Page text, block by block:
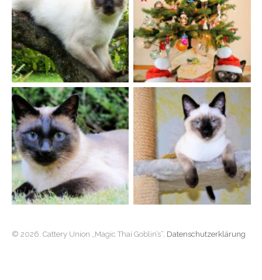
© 2026. Cattery Union „Magic Thai Goblin’s“, Datenschutzerklärung